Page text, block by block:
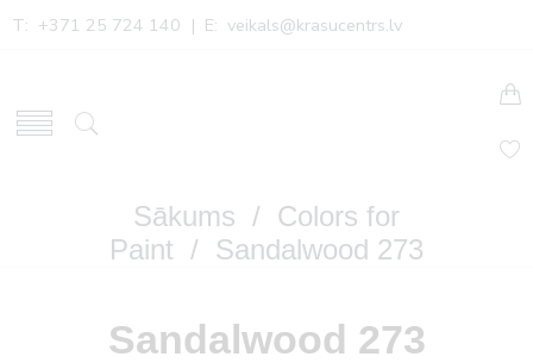
T: +371 25 724 140 | E: veikals@krasucentrs.lv
Sākums / Colors for
Paint / Sandalwood 273
Sandalwood 273